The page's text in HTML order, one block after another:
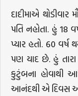
દાદીમાએ થોડીવાર
પતિ નહોતા. હું 18
પ્યાર હતો. 60
પણ યાદ છે. હું
કુટુંબના હોવાથી
આનંદથી એ દિવસ